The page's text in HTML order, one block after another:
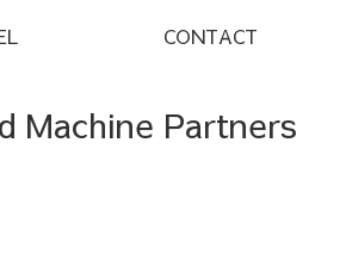
Machine Partners
CONTACT